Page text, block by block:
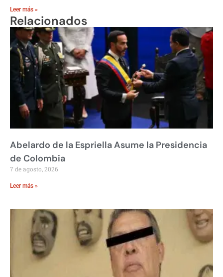
Leer más »
Relacionados
Abelardo de la Espriella Asume la Presidencia
de Colombia
7 de agosto, 2026
Leer más »